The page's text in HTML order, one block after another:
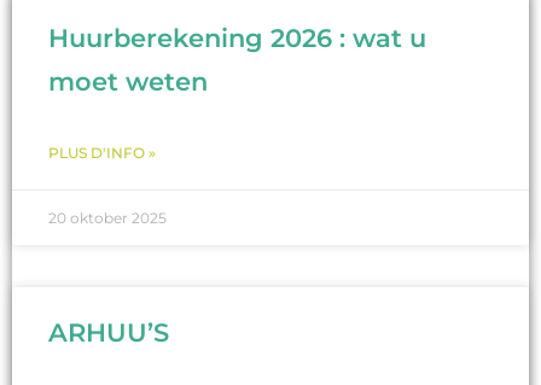
Huurberekening 2026 : wat u
moet weten
PLUS D'INFO »
20 oktober 2025
ARHUU’S